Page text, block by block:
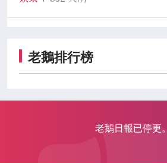
老鵝排行榜
老鵝日報已停更。